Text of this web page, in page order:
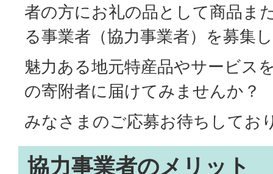
者の方にお礼の品として商品ま
る事業者（協力事業者）を募集
魅力ある地元特産品やサービス
の寄附者に届けてみませんか？
みなさまのご応募お待ちしてお
協力事業者のメリット